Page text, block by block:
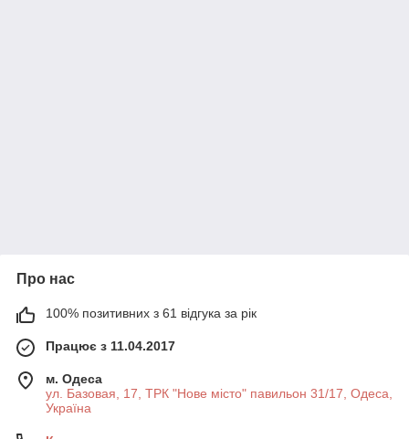
Про нас
100% позитивних з 61 відгука за рік
Працює з 11.04.2017
м. Одеса
ул. Базовая, 17, ТРК "Нове місто" павильон 31/17, Одеса,
Україна